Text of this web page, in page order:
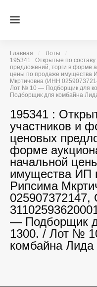
Главная
Лоты
195341 : Открытые по
предложений, торги в форме
цены по продаже имущества
Мкртичовна (ИНН
Лот № 10 — Подборщик для
Подборщик для комбайна
195341 :
участников и
ценовых
форме
начальной
имущества ИП
Рипсима
— Подборщик
1300. / Лот №
комбайна Лида